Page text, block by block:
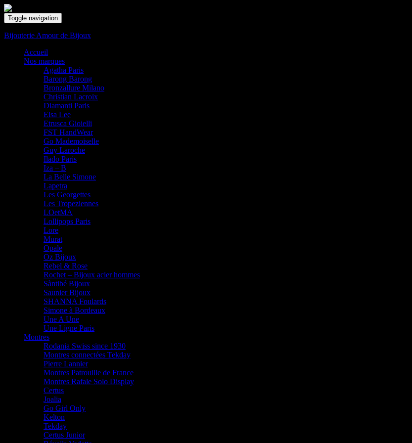
Toggle navigation
Bijouterie Amour de Bijoux
Accueil
Nos marques
Agatha Paris
Barong Barong
Bronzallure Milano
Christian Lacroix
Diamanti Paris
Elsa Lee
Etrusca Gioielli
FST HandWear
Go Mademoiselle
Guy Laroche
Ilado Paris
Iza – B
La Belle Simone
Lapetra
Les Georgettes
Les Tropeziennes
LOetMA
Lollipops Paris
Lore
Murat
Opale
Oz Bijoux
Rebel & Rose
Rochet – Bijoux acier hommes
Sàntibé Bijoux
Saunier Bijoux
SHANNA Foulards
Simone à Bordeaux
Une A Une
Une Ligne Paris
Montres
Rodania Swiss since 1930
Montres connectées Tekday
Pierre Lannier
Montres Patrouille de France
Montres Rafale Solo Display
Certus
Joalia
Go Girl Only
Kelton
Tekday
Certus Junior